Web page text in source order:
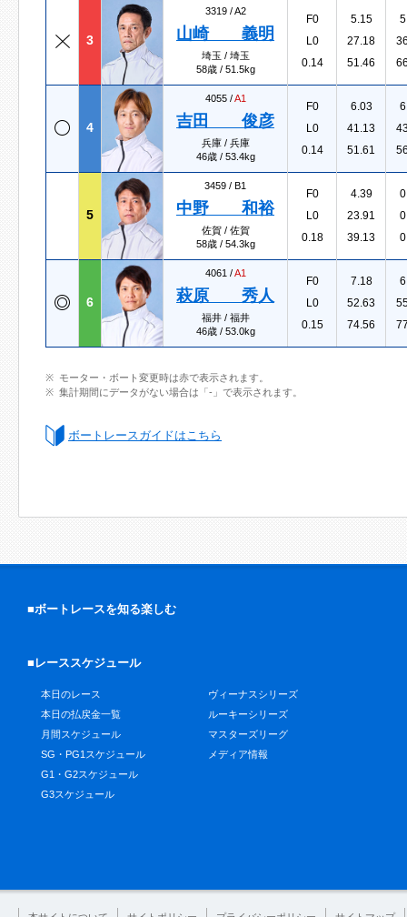
3
3319 /A2
山崎 義明
埼玉 / 埼玉
58歳 / 51.5kg
F0
L0
0.14
5.15
27.18
51.46
4
4055 /A1
吉田 俊彦
兵庫 / 兵庫
46歳 / 53.4kg
F0
L0
0.14
6.03
41.13
51.61
5
3459 / B1
中野 和裕
佐賀 / 佐賀
58歳 / 54.3kg
F0
L0
0.18
4.39
23.91
39.13
6
4061 /A1
萩原 秀人
福井 / 福井
46歳 / 53.0kg
F0
L0
0.15
7.18
52.63
74.56
モーター・ボート変更時は赤で表示されます。
集計期間にデータがない場合は「-」で表示されます。
ボートレースガイドはこちら
■ボートレースを知る楽しむ
■レーススケジュール
本日のレース
本日の払戻金一覧
月間スケジュール
SG・PG1スケジュール
G1・G2スケジュール
G3スケジュール
ヴィーナスシリーズ
ルーキーシリーズ
マスターズリーグ
メディア情報